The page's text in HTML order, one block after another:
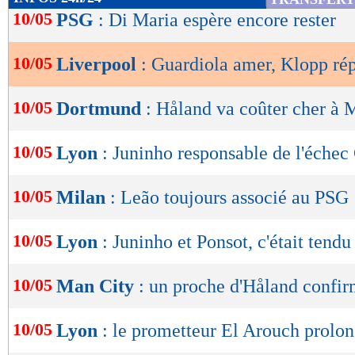
de
OK
10/05 PSG : Di Maria espère encore rester
10/05 Liverpool : Guardiola amer, Klopp
10/05 Dortmund : Håland va coûter cher à
10/05 Lyon : Juninho responsable de
10/05 Milan : Leão toujours associé au PSG
10/05 Lyon : Juninho et Ponsot, c'était tendu
10/05 Man City : un proche d'Håland
10/05 Lyon : le prometteur El Arouch